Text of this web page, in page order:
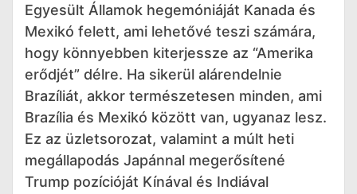
Egyesült Államok hegemóniáját Kanada és
Mexikó felett, ami lehetővé teszi számára,
hogy könnyebben kiterjessze az “Amerika
erődjét” délre. Ha sikerül alárendelnie
Brazíliát, akkor természetesen minden, ami
Brazília és Mexikó között van, ugyanaz lesz.
Ez az üzletsorozat, valamint a múlt heti
megállapodás Japánnal megerősítené
Trump pozícióját Kínával és Indiával